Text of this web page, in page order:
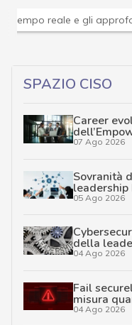
Attacchi hacker
SPAZIO CISO
Career
07 Ago 2026
Sovranità
leadership
05 Ago 2026
della
04 Ago 2026
Fail
misura
04 Ago 2026